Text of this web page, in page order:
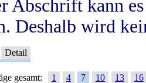
Abschrift kann
Deshalb wird
Detail
gesamt: 1 4 7 10 13
16